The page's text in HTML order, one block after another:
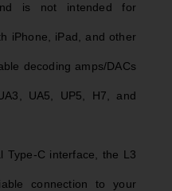
is not intended for
iPhone, iPad, and other
decoding amps/DACs
UA5, UP5, H7, and
Type-C interface, the L3
connection to your